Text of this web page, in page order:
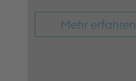
Mehr erfahren